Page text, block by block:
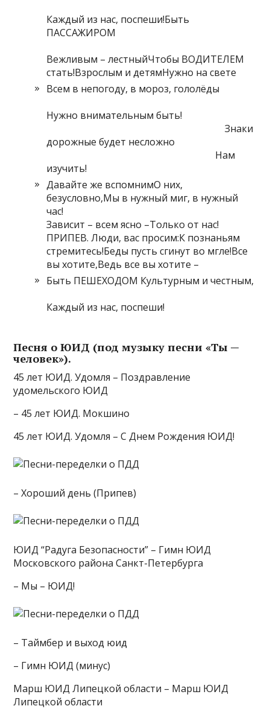
Каждый из нас, поспеши!Быть
ПАССАЖИРОМ
Вежливым – лестныйЧтобы ВОДИТЕЛЕМ
стать!Взрослым и детямНужно на свете
Всем в непогоду, в мороз, гололёды
Нужно внимательным быть!
Знаки
дорожные будет несложно
Нам
изучить!
Давайте же вспомнимО них,
безусловно,Мы в нужный миг, в нужный
час!
Зависит – всем ясно –Только от нас!
ПРИПЕВ. Люди, вас просим:К познаньям
стремитесь!Беды пусть сгинут во мгле!Все
вы хотите,Ведь все вы хотите –
Быть ПЕШЕХОДОМ Культурным и честным,
Каждый из нас, поспеши!
Песня о ЮИД (под музыку песни «Ты —
человек»).
45 лет ЮИД. Удомля – Поздравление
удомельского ЮИД
– 45 лет ЮИД. Мокшино
45 лет ЮИД. Удомля – С Днем Рождения ЮИД!
– Хороший день (Припев)
ЮИД “Радуга Безопасности” – Гимн ЮИД
Московского района Санкт-Петербурга
– Мы – ЮИД!
– Таймбер и выход юид
– Гимн ЮИД (минус)
Марш ЮИД Липецкой области – Марш ЮИД
Липецкой области